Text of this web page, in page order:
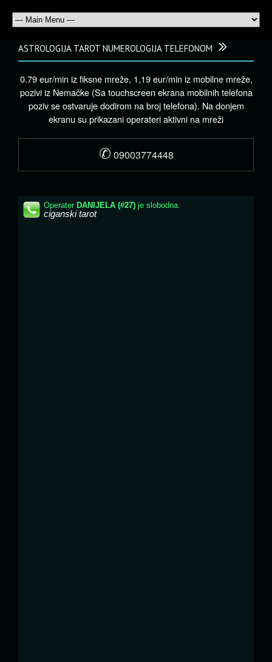
ASTROLOGIJA TAROT NUMEROLOGIJA TELEFONOM
0.79 eur/min iz fiksne mreže, 1,19 eur/min iz mobilne mreže,
pozivi iz Nemačke (Sa touchscreen ekrana mobilnih telefona
poziv se ostvaruje dodirom na broj telefona). Na donjem
ekranu su prikazani operateri aktivni na mreži
✆ 09003774448